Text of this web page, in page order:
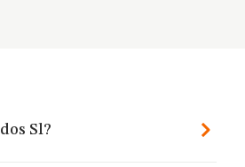
Sl?